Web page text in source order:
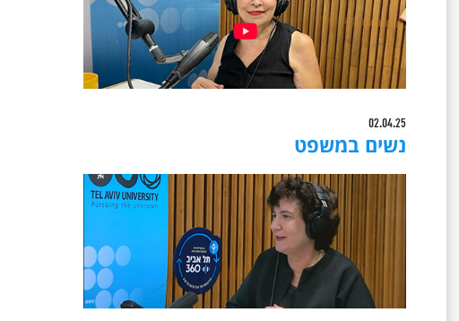
02.04.25
נשים במשפט